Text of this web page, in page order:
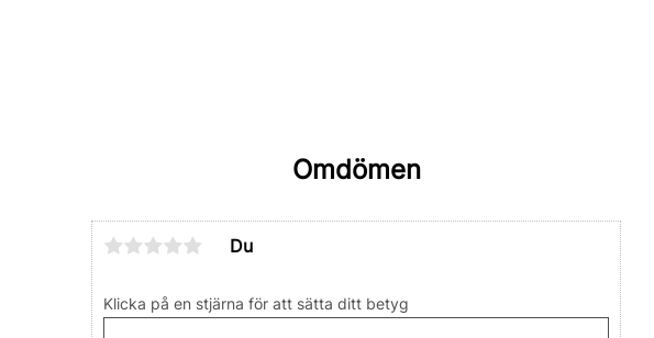
Omdömen
Du
Klicka på en stjärna för att sätta ditt betyg